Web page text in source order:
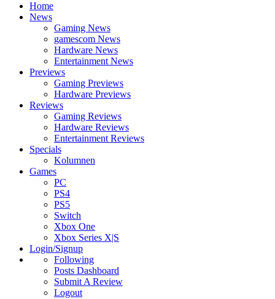
Home
News
Gaming News
gamescom News
Hardware News
Entertainment News
Previews
Gaming Previews
Hardware Previews
Reviews
Gaming Reviews
Hardware Reviews
Entertainment Reviews
Specials
Kolumnen
Games
PC
PS4
PS5
Switch
Xbox One
Xbox Series X|S
Login/Signup
Following
Posts Dashboard
Submit A Review
Logout